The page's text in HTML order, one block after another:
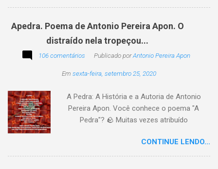
Apon. No blog Filosofando na vida , a
uma frase, verso,
poesia, pensamento, mensagem… Sobre uma
imagem postada a cada quinzena. Acima, a
participação na segunda edição dessa
encantando . Segue a sós o caminhante,
itinerante pensador, sob o céu, sobre o
caminho, toca a vida a caminhar. Vem de
não tarda, não demora,
Apedra. Poema de Antonio Pereira Apon. O
distraído nela tropeçou...
106 comentários Publicado porAntonio Pereira Apon
Em sexta-feira, setembro 25, 2020
A Pedra: A História e a Autoria de Antonio
Pereira Apon. Você conhece o poema "A
Pedra"? 🪨 Muitas vezes atribuído
é, na verdade, de autoria de Antonio Pereira
Apon, publicado pela primeira vez em 1999 no
CONTINUE LENDO...